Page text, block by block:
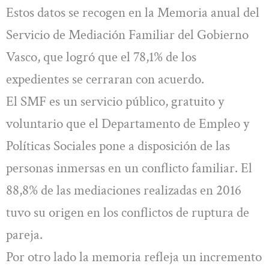
Estos datos se recogen en la Memoria anual del
Servicio de Mediación Familiar del Gobierno
Vasco, que logró que el 78,1% de los
expedientes se cerraran con acuerdo.
El SMF es un servicio público, gratuito y
voluntario que el Departamento de Empleo y
Políticas Sociales pone a disposición de las
personas inmersas en un conflicto familiar. El
88,8% de las mediaciones realizadas en 2016
tuvo su origen en los conflictos de ruptura de
pareja.
Por otro lado la memoria refleja un incremento